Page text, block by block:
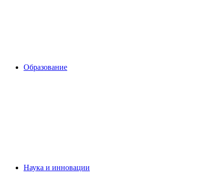
Образование
Наука и инновации